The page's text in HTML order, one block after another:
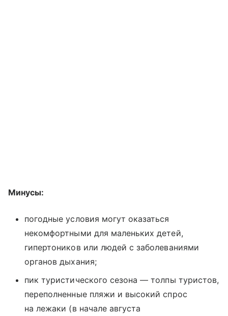
Минусы:
погодные условия могут оказаться
некомфортными для маленьких детей,
гипертоников или людей с заболеваниями
органов дыхания;
пик туристического сезона — толпы туристов,
переполненные пляжи и высокий спрос
на лежаки (в начале августа